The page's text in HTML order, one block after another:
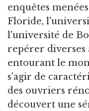
enquêtes
Floride,
l'université de
repérer diverses
entourant le
s'agir de
des ouvriers
découvert une